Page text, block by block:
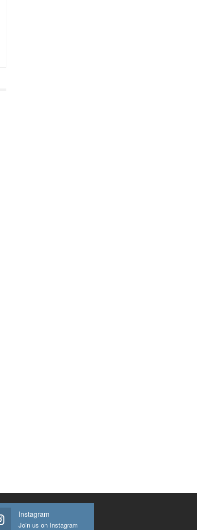
Instagram
Join us on Instagram